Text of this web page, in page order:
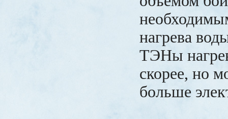
нагрева
ТЭНы
скорее, но
больше